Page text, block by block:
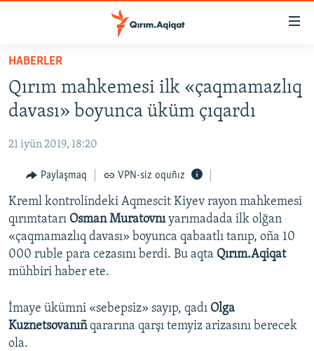
Esas
qaytmaq
Baş
qaytmaq
qaytmaq
SİYASET
CEMİYET
MEDENİYET
İNSAN AQLARI
VİDEO
SÜRET
BLOGLAR
FİKİR
Русский
HABERLER
Qırım mahkemesi ilk «çaqmamazlıq
davası» boyunca üküm çıqardı
21 iyün 2019, 18:20
Paylaşmaq VPN-siz oquñız
Kreml kontrolindeki Aqmescit Kiyev rayon mahkemesi
qırımtatarı Osman Muratovnıyarımadada ilk olğan
«çaqmamazlıq davası» boyunca qabaatlı tanıp, oña 10
000 ruble para cezasını berdi. Bu aqta Qırım.Aqiqat
mühbiri haber ete.
İmaye ükümni «sebepsiz» sayıp, qadı Olga
Kuznetsovanıñqararına qarşı temyiz arizasını berecek
ola.